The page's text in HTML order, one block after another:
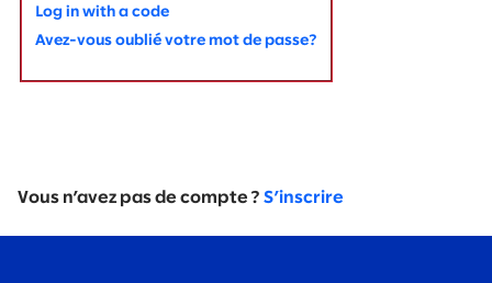
Log in with a code
Avez-vous oublié votre mot de passe?
Vous n’avez pas de compte ? S’inscrire